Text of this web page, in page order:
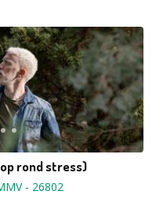
rond stress)
- 26802